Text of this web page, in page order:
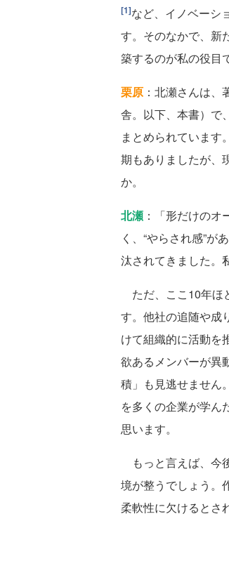
[1]など、イノベーシ
す。そのなかで、新
築するのが私の役目
栗原 ：北瀬さんは
舎。以下、本書）で
まとめられています
期もありましたが、
か。
北瀬 ：「形だけの
く、“やらされ感”
汰されてきました。
ただ、ここ10年ほ
す。他社の追随や成
けて組織的に活動を
欲あるメンバーが異
積」も見逃せません
を多くの企業が学ん
思います。
もっと言えば、今
境が整うでしょう。
柔軟性に欠けるとさ